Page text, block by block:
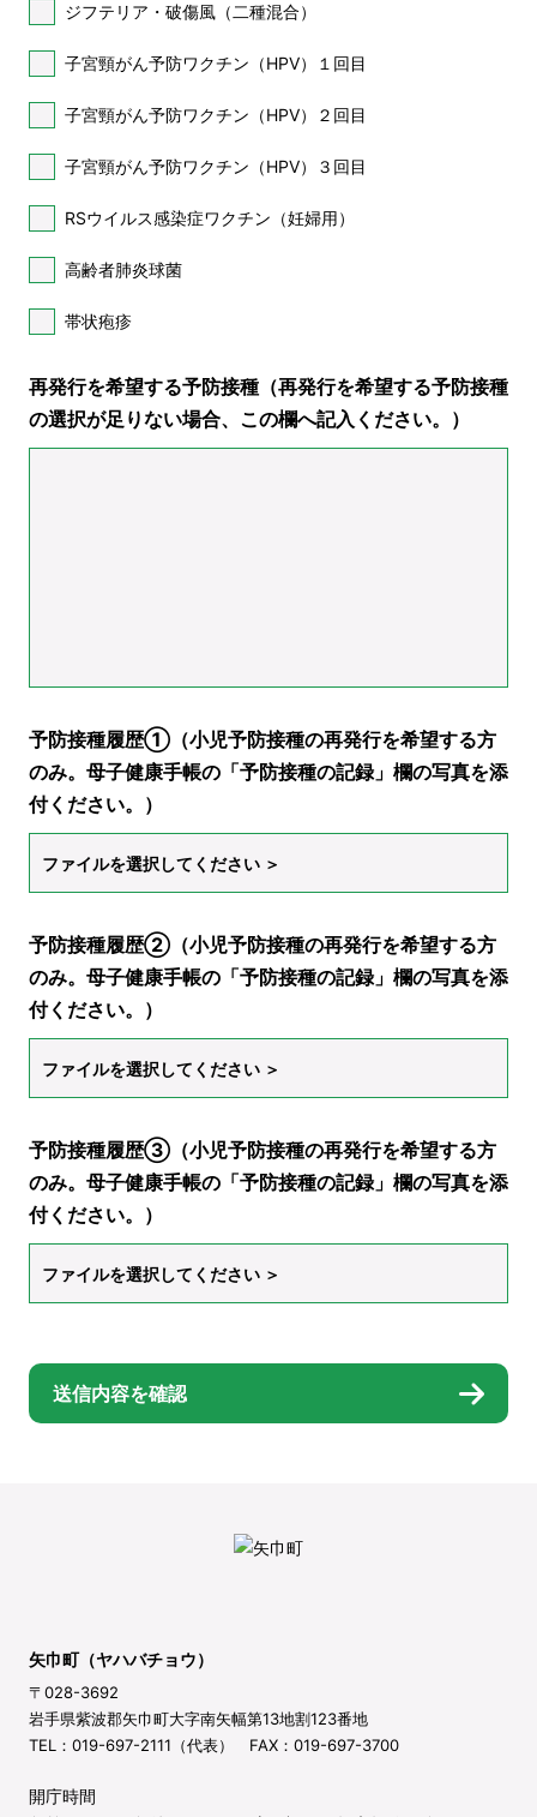
ジフテリア・破傷風（二種混合）
子宮頸がん予防ワクチン（HPV）１回目
子宮頸がん予防ワクチン（HPV）２回目
子宮頸がん予防ワクチン（HPV）３回目
RSウイルス感染症ワクチン（妊婦用）
高齢者肺炎球菌
帯状疱疹
再発行を希望する予防接種（再発行を希望する予防接種
の選択が足りない場合、この欄へ記入ください。）
予防接種履歴①（小児予防接種の再発行を希望する方
のみ。母子健康手帳の「予防接種の記録」欄の写真を添
付ください。）
ファイルを選択してください ＞
予防接種履歴②（小児予防接種の再発行を希望する方
のみ。母子健康手帳の「予防接種の記録」欄の写真を添
付ください。）
ファイルを選択してください ＞
予防接種履歴③（小児予防接種の再発行を希望する方
のみ。母子健康手帳の「予防接種の記録」欄の写真を添
付ください。）
ファイルを選択してください ＞
送信内容を確認
矢巾町（ヤハバチョウ）
〒028-3692
岩手県紫波郡矢巾町大字南矢幅第13地割123番地
TEL：019-697-2111（代表） FAX：019-697-3700
開庁時間